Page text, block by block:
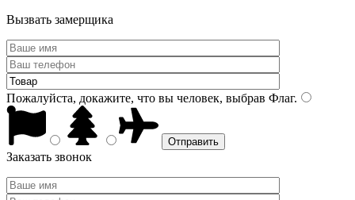
Вызвать замерщика
Пожалуйста, докажите, что вы человек, выбрав Флаг.
Заказать звонок